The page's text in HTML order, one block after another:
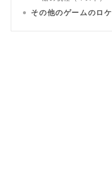
その他のゲームのロ